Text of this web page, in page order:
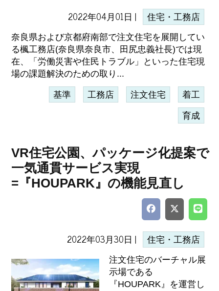
2022年04月01日 | 住宅・工務店
奈良県および京都府南部で注文住宅を展開してい
る楓工務店(奈良県奈良市、田尻忠義社長)では現
在、「労働災害や住民トラブル」といった住宅現
場の課題解決のための取り...
基準 工務店 注文住宅 着工
育成
VR住宅公園、パッケージ化提案で
一気通貫サービス実現
=『HOUPARK』の機能見直し
2022年03月30日 | 住宅・工務店
注文住宅のバーチャル展
示場である
『HOUPARK』を運営し